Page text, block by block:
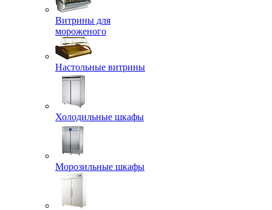
Витрины для
мороженого
Настольные витрины
Холодильные шкафы
Морозильные шкафы